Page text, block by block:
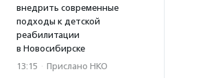
внедрить современные
подходы к детской
реабилитации
в Новосибирске
13:15 · Прислано НКО